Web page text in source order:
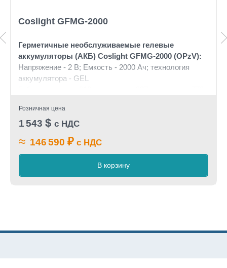
Coslight GFMG-2000
Герметичные необслуживаемые гелевые
аккумуляторы (АКБ) Сoslight GFMG-2000 (OPzV):
Напряжение - 2 В; Емкость - 2000 Ач; технология
аккумулятора - GEL
Розничная цена
1 543 $ с НДС
≈ 146 590 ₽ с НДС
В корзину